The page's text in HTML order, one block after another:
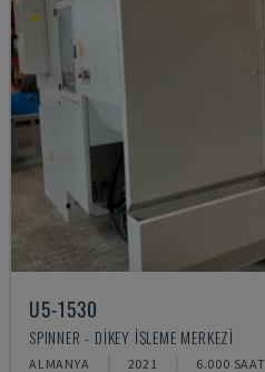
U5-1530
SPINNER - DIKEY İŞLEME MERKEZI
ALMANYA 2021 6.000 SAAT